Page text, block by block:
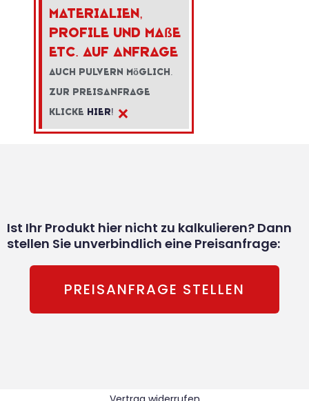
Materialien,
Profile und Maße
etc. auf Anfrage
Auch Pulvern möglich.
Zur Preisanfrage
klicke hier! ×
Ist Ihr Produkt hier nicht zu kalkulieren? Dann
stellen Sie unverbindlich eine Preisanfrage:
PREISANFRAGE STELLEN